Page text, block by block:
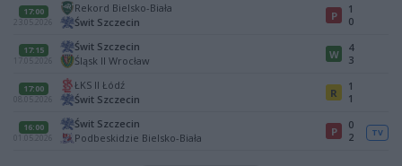
17:00
23.05.2026
Rekord Bielsko-Biała
Świt Szczecin
P
1
0
17:15
17.05.2026
Świt Szczecin
Śląsk II Wrocław
W
4
3
17:00
08.05.2026
ŁKS II Łódź
Świt Szczecin
R
1
1
16:00
01.05.2026
Świt Szczecin
Podbeskidzie Bielsko-Biała
P
0
2
TV